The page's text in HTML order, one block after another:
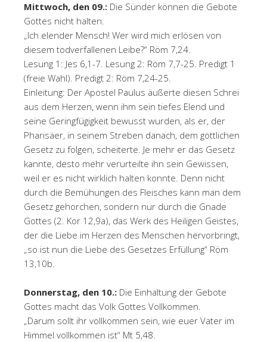
Mittwoch, den 09.: Die Sünder können die Gebote
Gottes nicht halten.
„Ich elender Mensch! Wer wird mich erlösen von
diesem todverfallenen Leibe?“ Röm 7,24.
Lesung 1: Jes 6,1-7. Lesung 2: Röm 7,7-25. Predigt 1
(freie Wahl). Predigt 2: Röm 7,24-25.
Einleitung: Der Apostel Paulus äußerte diesen Schrei
aus dem Herzen, wenn ihm sein tiefes Elend und
seine Geringfügigkeit bewusst wurden, als er, der
Pharisäer, in seinem Streben danach, dem göttlichen
Gesetz zu folgen, scheiterte. Je mehr er das Gesetz
kannte, desto mehr verurteilte ihn sein Gewissen,
weil er es nicht wirklich halten konnte. Denn nicht
durch die Bemühungen des Fleisches kann man dem
Gesetz gehorchen, sondern nur durch die Gnade
Gottes (2. Kor 12,9a), das Werk des Heiligen Geistes,
der die Liebe im Herzen des Menschen hervorbringt,
„so ist nun die Liebe des Gesetzes Erfüllung“ Röm
13,10b.
Donnerstag, den 10.: Die Einhaltung der Gebote
Gottes macht das Volk Gottes Vollkommen.
„Darum sollt ihr vollkommen sein, wie euer Vater im
Himmel vollkommen ist“ Mt 5,48.